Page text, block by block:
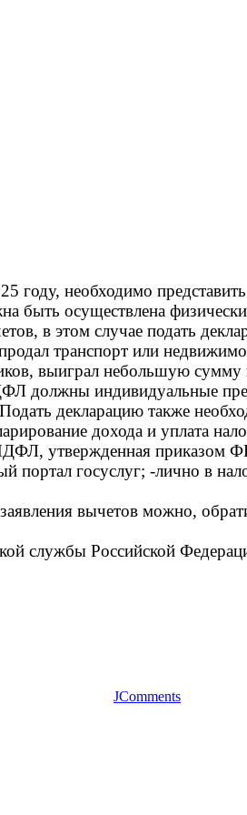
необходимо
быть осуществлена
в этом случае подать
транспорт или
выиграл небольшую
должны индивидуальные
декларацию также
дохода и уплата
НДФЛ, утвержденная
портал госуслуг; -лично в
вычетов можно,
службы Российской
JComments